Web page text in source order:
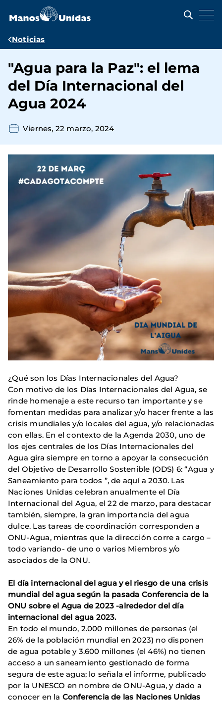
contenido
Ruta
navegación
Noticias
"Agua para la Paz": el lema
del Día Internacional del
Agua 2024
Viernes, 22 marzo, 2024
¿Qué son los Días Internacionales del Agua?
Con motivo de los Días Internacionales del Agua, se
rinde homenaje a este recurso tan importante y se
fomentan medidas para analizar y/o hacer frente a las
crisis mundiales y/o locales del agua, y/o relacionadas
con ellas. En el contexto de la Agenda 2030, uno de
los ejes centrales de los Días Internacionales del
Agua gira siempre en torno a apoyar la consecución
del Objetivo de Desarrollo Sostenible (ODS) 6: “Agua y
Saneamiento para todos ”, de aquí a 2030. Las
Naciones Unidas celebran anualmente el Día
Internacional del Agua, el 22 de marzo, para destacar
también, siempre, la gran importancia del agua
dulce. Las tareas de coordinación corresponden a
ONU-Agua, mientras que la dirección corre a cargo –
todo variando- de uno o varios Miembros y/o
asociados de la ONU.
El día internacional del agua y el riesgo de una crisis
mundial del agua según la pasada Conferencia de la
ONU sobre el Agua de 2023 -alrededor del día
internacional del agua 2023.
En todo el mundo, 2.000 millones de personas (el
26% de la población mundial en 2023) no disponen
de agua potable y 3.600 millones (el 46%) no tienen
acceso a un saneamiento gestionado de forma
segura de este agua; lo señala el informe, publicado
por la UNESCO en nombre de ONU-Agua, y dado a
conocer en la Conferencia de las Naciones Unidas